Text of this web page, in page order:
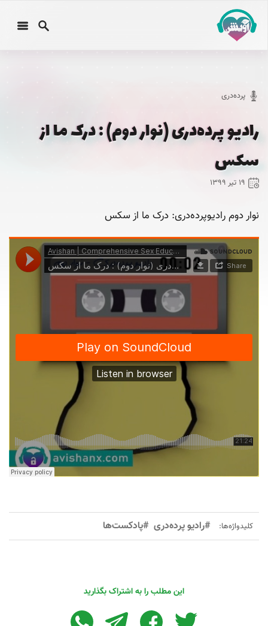
پرده‌دری
رادیو پرده‌دری (نوار دوم) : درک ما از
سکس
۱۹ تیر ۱۳۹۹
نوار دوم رادیو‌پرده‌دری: درک ما از سکس
کلیدواژه‌ها: #رادیو پرده‌دری #پادکست‌ها
این مطلب را به اشتراک بگذارید